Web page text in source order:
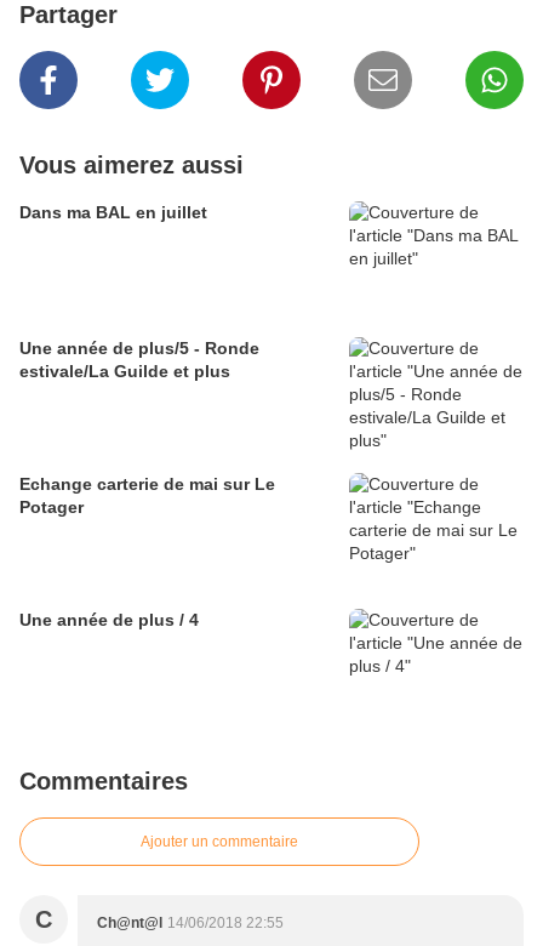
Partager
Vous aimerez aussi
Dans ma BAL en juillet
Une année de plus/5 - Ronde
estivale/La Guilde et plus
Echange carterie de mai sur Le
Potager
Une année de plus / 4
Commentaires
Ajouter un commentaire
C Ch@nt@l
14/06/2018 22:55